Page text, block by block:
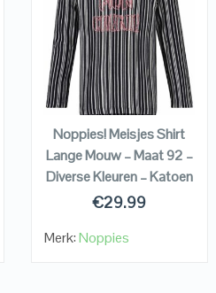
QUICK LOOK
VIEW DETAILS
KOPEN
Noppies! Meisjes Shirt
Lange Mouw – Maat 92 –
Diverse Kleuren – Katoen
€29.99
Merk:Noppies